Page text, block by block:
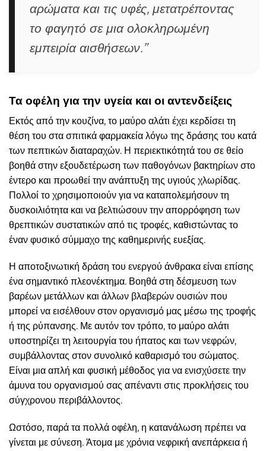
αρώματα και τις υφές, μετατρέποντας
το φαγητό σε μια ολοκληρωμένη
εμπειρία αισθήσεων.”
Τα οφέλη για την υγεία και οι αντενδείξεις
Εκτός από την κουζίνα, το μαύρο αλάτι έχει κερδίσει τη
θέση του στα σπιτικά φαρμακεία λόγω της δράσης του κατά
των πεπτικών διαταραχών. Η περιεκτικότητά του σε θείο
βοηθά στην εξουδετέρωση των παθογόνων βακτηρίων στο
έντερο και προωθεί την ανάπτυξη της υγιούς χλωρίδας.
Πολλοί το χρησιμοποιούν για να καταπολεμήσουν τη
δυσκοιλιότητα και να βελτιώσουν την απορρόφηση των
θρεπτικών συστατικών από τις τροφές, καθιστώντας το
έναν φυσικό σύμμαχο της καθημερινής ευεξίας.
Η αποτοξινωτική δράση του ενεργού άνθρακα είναι επίσης
ένα σημαντικό πλεονέκτημα. Βοηθά στη δέσμευση των
βαρέων μετάλλων και άλλων βλαβερών ουσιών που
μπορεί να εισέλθουν στον οργανισμό μας μέσω της τροφής
ή της ρύπανσης. Με αυτόν τον τρόπο, το μαύρο αλάτι
υποστηρίζει τη λειτουργία του ήπατος και των νεφρών,
συμβάλλοντας στον συνολικό καθαρισμό του σώματος.
Είναι μια απλή και φυσική μέθοδος για να ενισχύσετε την
άμυνα του οργανισμού σας απέναντι στις προκλήσεις του
σύγχρονου περιβάλλοντος.
Ωστόσο, παρά τα πολλά οφέλη, η κατανάλωση πρέπει να
γίνεται με σύνεση. Άτομα με χρόνια νεφρική ανεπάρκεια ή